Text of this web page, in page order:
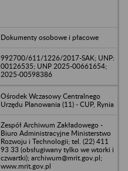
Dokumenty osobowe i płacowe
992700/611/1226/2017-SAK; UNP:
00126535; UNP 2025-00661654;
2025-00598386
Ośrodek Wczasowy Centralnego
Urzędu Planowania (11) - CUP, Rynia
Zespół Archiwum Zakładowego -
Biuro Administracyjne Ministerstwo
Rozwoju i Technologii; tel. (22) 411
93 33 (obsługiwany tylko we wtorki i
czwartki); archiwum@mrit.gov.pl;
www.mrit.gov.pl